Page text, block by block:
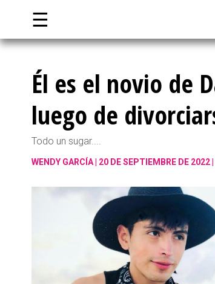
☰
Él es el novio de
luego de
Todo un sugar....
WENDY GARCÍA 20 DE SEPTIEMBRE DE 2022